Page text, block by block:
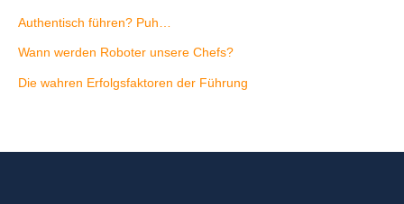
Authentisch führen? Puh…
Wann werden Roboter unsere Chefs?
Die wahren Erfolgsfaktoren der Führung